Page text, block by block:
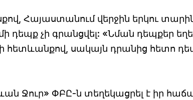
Հայաստանում վերջին երկու
դեպք չի գրանցվել: «Նման դեպքեր
սակայն դրանից հետո
Ջուր» ՓԲԸ-ն տեղեկացրել է իր